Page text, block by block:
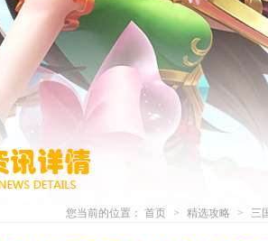
您当前的位置： 首页 > 精选攻略 > 三